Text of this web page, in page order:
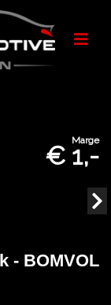
Marge
€ 1,-
- BOMVOL